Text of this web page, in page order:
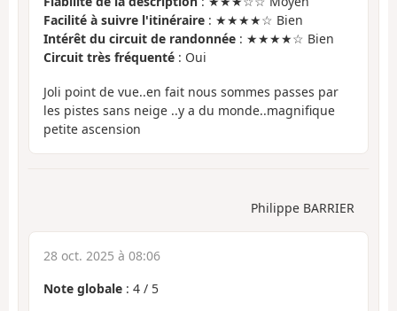
Facilité à suivre l'itinéraire : ★★★★☆ Bien
Intérêt du circuit de randonnée : ★★★★☆ Bien
Circuit très fréquenté : Oui
Joli point de vue..en fait nous sommes passes par
les pistes sans neige ..y a du monde..magnifique
petite ascension
Philippe BARRIER
28 oct. 2025 à 08:06
Note globale : 4 / 5